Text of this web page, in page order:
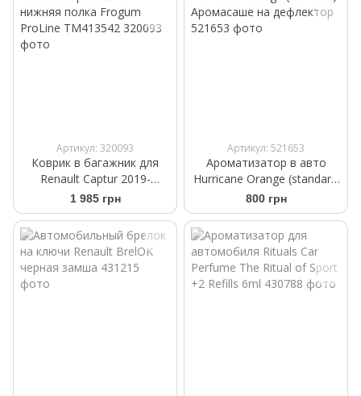
Артикул: 320093
Коврик в багажник для
Renault Captur 2019-
нижняя полка Frogum
ProLine TM413542
1 985 грн
Артикул: 521653
Ароматизатор в авто
Hurricane Orange (standart)
Аромасаше на дефлектор
800 грн